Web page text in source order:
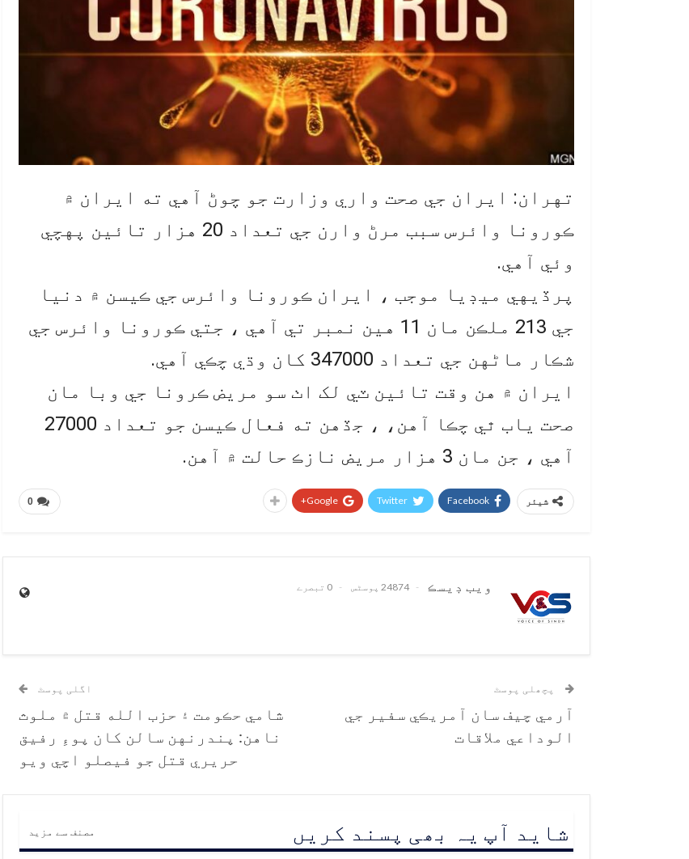
تهران: ايران جي صحت واري وزارت جو چوڻ آهي ته ايران ۾
ڪورونا وائرس سبب مرڻ وارن جي تعداد 20 هزار تائين پهچي
وئي آهي.
پرڏيهي ميڊيا موجب ، ايران ڪورونا وائرس جي ڪيسن ۾ دنيا
جي 213 ملڪن مان 11 هين نمبر تي آهي ، جتي ڪورونا وائرس جي
شڪار ماڻهن جي تعداد 347000 کان وڌي چڪي آهي.
ايران ۾ هن وقت تائين ٽي لک اٺ سو مريض ڪرونا جي وبا مان
صحت ياب ٿي چڪا آهن، ، جڏهن ته فعال ڪيسن جو تعداد 27000
آهي ، جن مان 3 هزار مريض نازڪ حالت ۾ آهن.
0 شیئر Facebook
Twitter
Google+
ويب ڊيسڪ 24874 پوسٹس 0 تبصرے
پچھلی پوسٹ
آرمي چيف سان آمريڪي سفير جي
الوداعي ملاقات
اگلی پوسٹ
شامي حڪومت ۽ حزب الله قتل ۾ ملوث
ناهن: پندرنهن سالن کان پوءِ رفيق
حريري قتل جو فيصلو اچي ويو
شاید آپ یہ بھی پسند کریں مصنف سے مزید